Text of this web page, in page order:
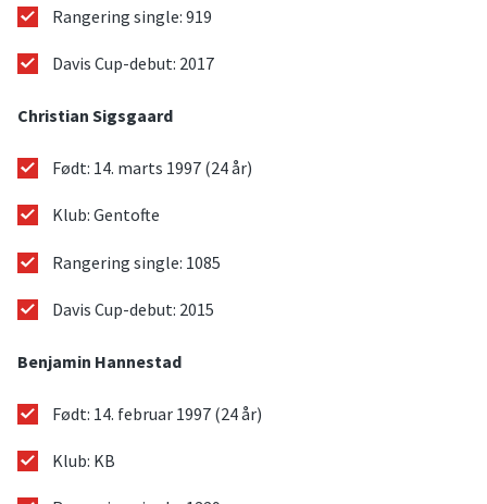
Rangering single: 919
Davis Cup-debut: 2017
Christian Sigsgaard
Født: 14. marts 1997 (24 år)
Klub: Gentofte
Rangering single: 1085
Davis Cup-debut: 2015
Benjamin Hannestad
Født: 14. februar 1997 (24 år)
Klub: KB